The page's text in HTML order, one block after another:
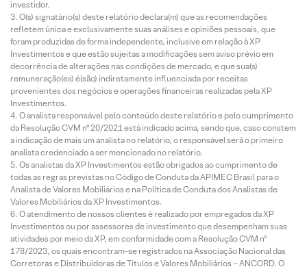
investidor.
O(s) signatário(s) deste relatório declara(m) que as recomendações
refletem única e exclusivamente suas análises e opiniões pessoais, que
foram produzidas de forma independente, inclusive em relação à XP
Investimentos e que estão sujeitas a modificações sem aviso prévio em
decorrência de alterações nas condições de mercado, e que sua(s)
remuneração(es) é(são) indiretamente influenciada por receitas
provenientes dos negócios e operações financeiras realizadas pela XP
Investimentos.
O analista responsável pelo conteúdo deste relatório e pelo cumprimento
da Resolução CVM nº 20/2021 está indicado acima, sendo que, caso constem
a indicação de mais um analista no relatório, o responsável será o primeiro
analista credenciado a ser mencionado no relatório.
Os analistas da XP Investimentos estão obrigados ao cumprimento de
todas as regras previstas no Código de Conduta da APIMEC Brasil para o
Analista de Valores Mobiliários e na Política de Conduta dos Analistas de
Valores Mobiliários da XP Investimentos.
O atendimento de nossos clientes é realizado por empregados da XP
Investimentos ou por assessores de investimento que desempenham suas
atividades por meio da XP, em conformidade com a Resolução CVM nº
178/2023, os quais encontram-se registrados na Associação Nacional das
Corretoras e Distribuidoras de Títulos e Valores Mobiliários – ANCORD. O